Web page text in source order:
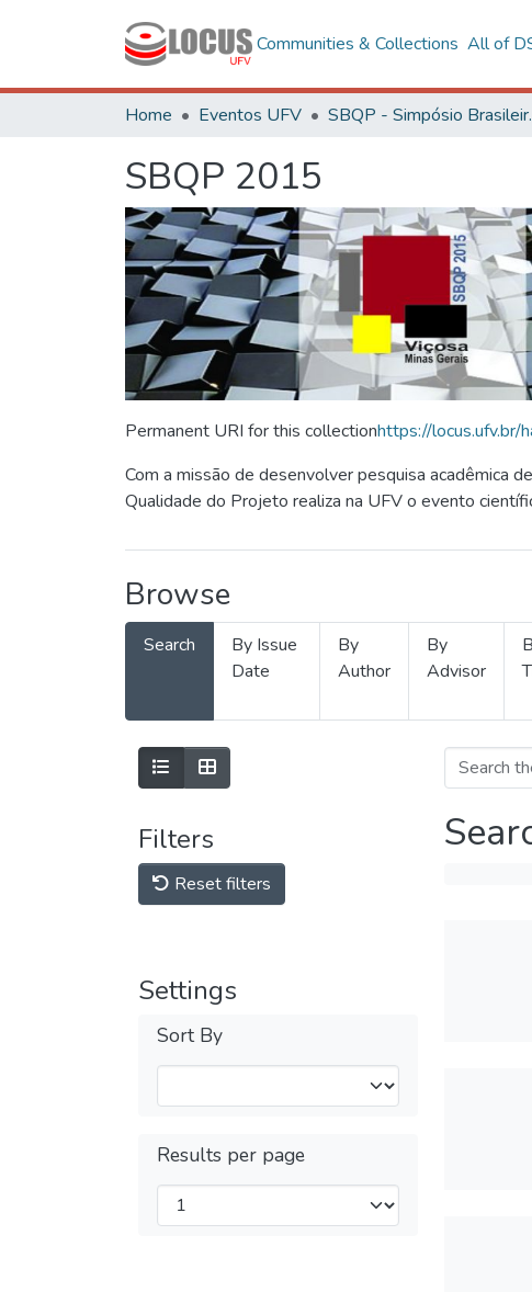
Communities & Collections All of
Home Eventos UFV SBQP -
SBQP 2015
Permanent URI for this collectionhttps://
Com a missão de desenvolver pesquisa acadêmica
Qualidade do Projeto realiza na UFV o evento
Browse
Search
By Issue
Date
By
Author
By
Advisor
Filters
Reset filters
Settings
Sort By
Results per page